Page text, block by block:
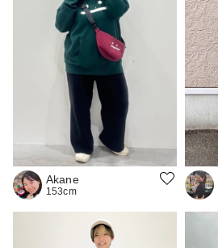
Akane
153cm